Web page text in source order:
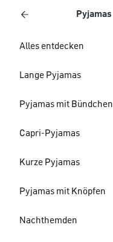
Pyjamas
Alles entdecken
Lange Pyjamas
Pyjamas mit Bündchen
Capri-Pyjamas
Kurze Pyjamas
Pyjamas mit Knöpfen
Nachthemden